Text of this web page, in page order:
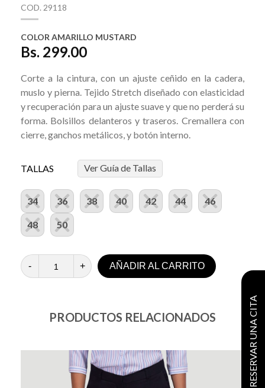
COD. 29118
COLOR AMARILLO MUSTARD
Bs. 299.00
Corte a la cintura, con un ajuste ceñido en la cadera,
muslo y pierna. Tejido Stretch diseñado con elasticidad
y recuperación para un ajuste suave y que no perderá su
forma. Bolsillos delanteros y traseros. Cremallera con
cierre, ganchos metálicos, y botón interno.
TALLAS Ver Guía de Tallas
34 36 38 40 42 44 46
48 50
- + AÑADIR AL CARRITO
PRODUCTOS RELACIONADOS RESERVAR UNA CITA